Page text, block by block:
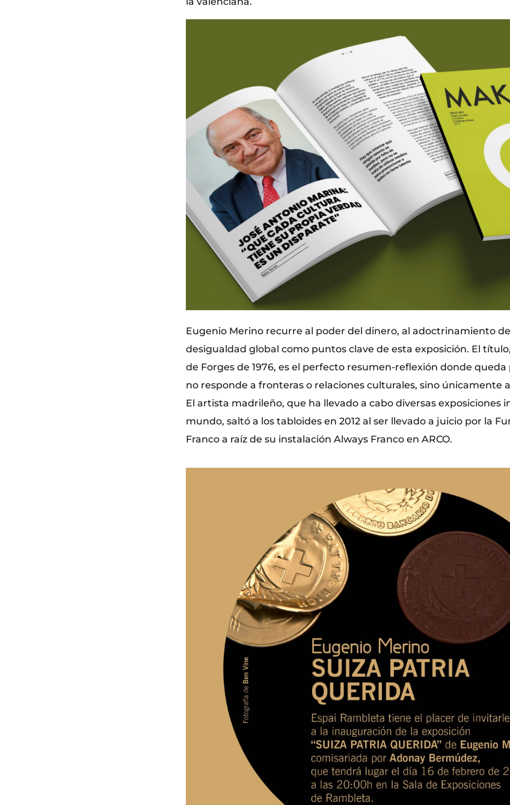
Eugenio Merino recurre al poder del dinero, al adoctrinamiento
desigualdad global como puntos clave de esta exposición. El
de Forges de 1976, es el perfecto resumen-reflexión donde
no responde a fronteras o relaciones culturales, sino únicamente
El artista madrileño, que ha llevado a cabo diversas exposiciones
mundo, saltó a los tabloides en 2012 al ser llevado a juicio por la
Franco a raíz de su instalación Always Franco en ARCO.